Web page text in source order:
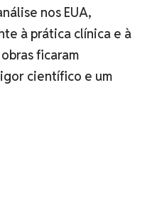
nos EUA,
à prática clínica e à
ficaram
científico e um